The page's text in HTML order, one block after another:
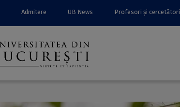
Admitere UB News Profesori și cercetători